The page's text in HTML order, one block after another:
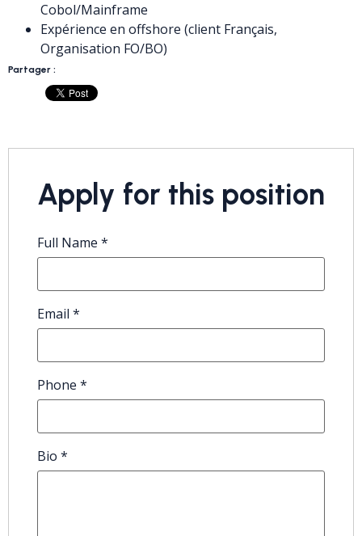
Cobol/Mainframe
Expérience en offshore (client Français,
Organisation FO/BO)
Partager :
Apply for this position
Full Name *
Email *
Phone *
Bio *